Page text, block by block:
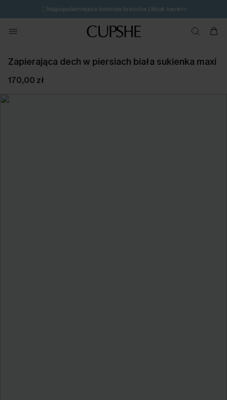
🩱Najpopularniejsza kontrola brzucha | Must have>>
🔥OSTATNIA SZANSA | Do 50% rabatu>>
💌Zapisz się i zyskaj do 20% rabatu>>
Zapierająca dech w piersiach biała sukienka maxi
170,00 zł